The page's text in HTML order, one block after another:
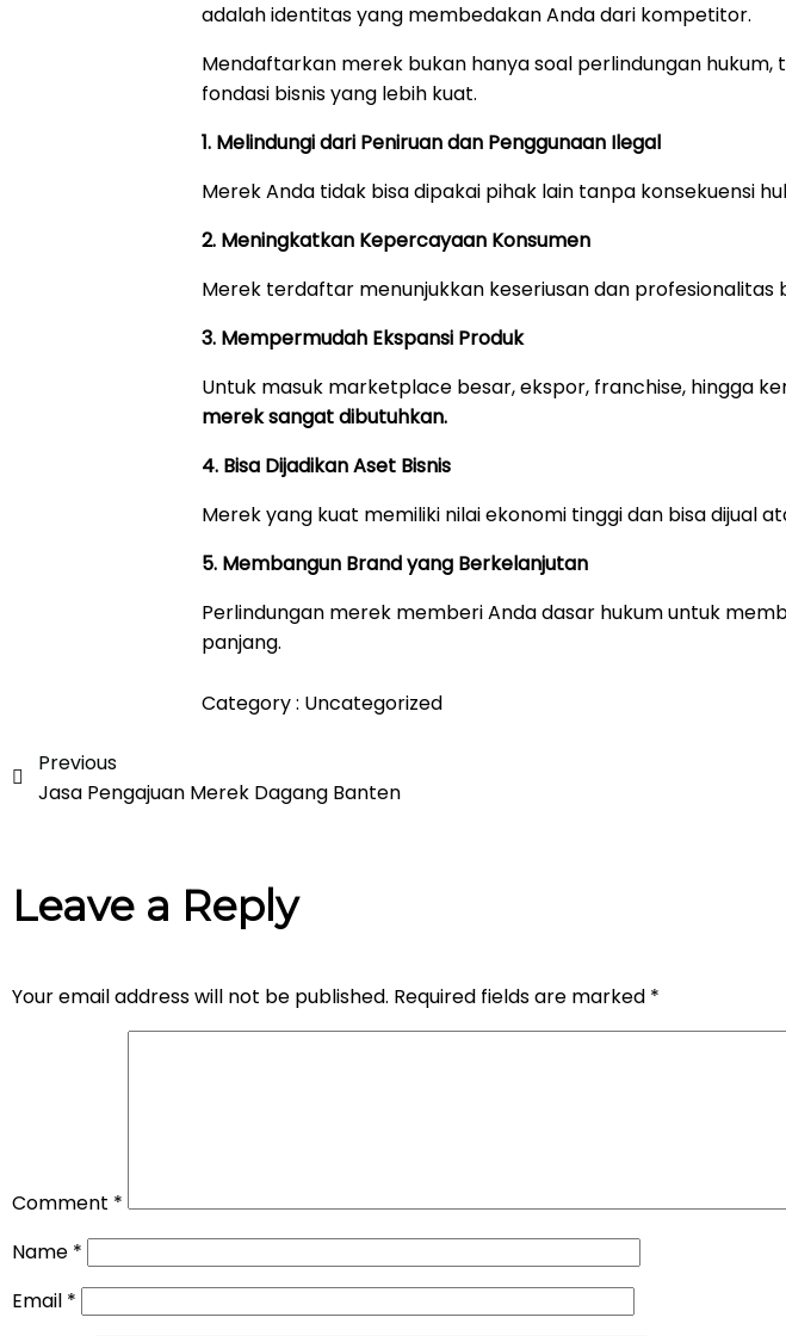
adalah identitas yang membedakan Anda dari kompetitor.
Mendaftarkan merek bukan hanya soal perlindungan hukum,
fondasi bisnis yang lebih kuat.
1. Melindungi dari Peniruan dan Penggunaan Ilegal
Merek Anda tidak bisa dipakai pihak lain tanpa konsekuensi
2. Meningkatkan Kepercayaan Konsumen
Merek terdaftar menunjukkan keseriusan dan profesionalitas
3. Mempermudah Ekspansi Produk
Untuk masuk marketplace besar, ekspor, franchise, hingga
merek sangat dibutuhkan.
4. Bisa Dijadikan Aset Bisnis
Merek yang kuat memiliki nilai ekonomi tinggi dan bisa dijual
5. Membangun Brand yang Berkelanjutan
Perlindungan merek memberi Anda dasar hukum untuk
panjang.
Category : Uncategorized
Previous
Jasa Pengajuan Merek Dagang Banten
Leave a Reply
Your email address will not be published. Required fields are marked *
Comment *
Name *
Email *